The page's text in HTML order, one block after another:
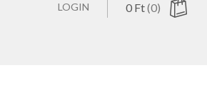
0 Ft(0)
LOGIN